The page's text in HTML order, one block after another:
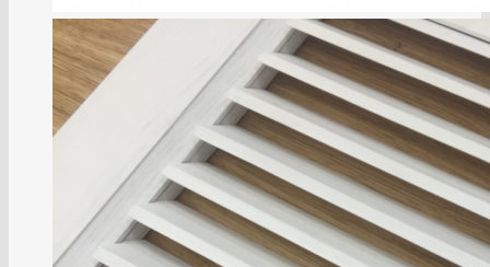
Коллекция Infinity
Коллекция Eternity